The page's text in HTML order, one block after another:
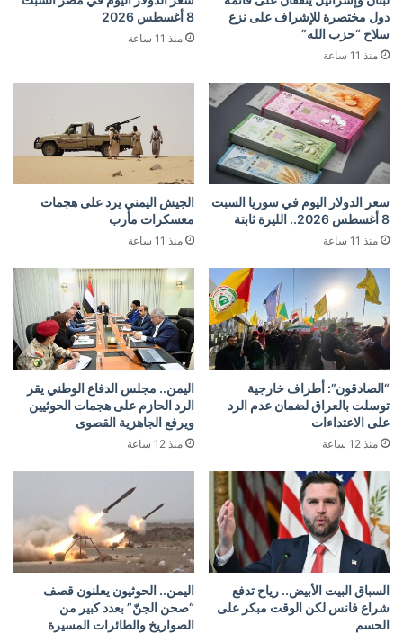
دول مختصرة للإشراف على نزع
سلاح “حزب الله”
منذ 11 ساعة
8 أغسطس 2026
منذ 11 ساعة
سعر الدولار اليوم في سوريا السبت
8 أغسطس 2026.. الليرة ثابتة
منذ 11 ساعة
الجيش اليمني يرد على هجمات
معسكرات مأرب
منذ 11 ساعة
“الصادقون”: أطراف خارجية
توسلت بالعراق لضمان عدم الرد
على الاعتداءات
منذ 12 ساعة
اليمن.. مجلس الدفاع الوطني يقر
الرد الحازم على هجمات الحوثيين
ويرفع الجاهزية القصوى
منذ 12 ساعة
السباق البيت الأبيض.. رياح تدفع
شراع فانس لكن الوقت مبكر على
الحسم
اليمن.. الحوثيون يعلنون قصف
“صحن الجنّ” بعدد كبير من
الصواريخ والطائرات المسيرة